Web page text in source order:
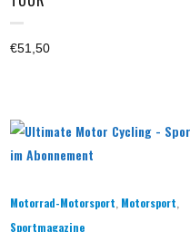
€51,50
Motorrad-Motorsport Motorsport
Sportmagazine